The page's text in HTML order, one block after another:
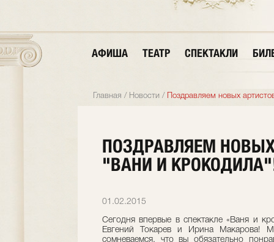
АФИША ТЕАТР СПЕКТАКЛИ
Главная / Новости / Поздравляем новых
ПОЗДРАВЛЯЕМ
"ВАНИ И
01.02.2015
Сегодня впервые в спектакле «Ваня и
Евгений Токарев и Ирина Макарова!
сомневаемся, что вы обязательно